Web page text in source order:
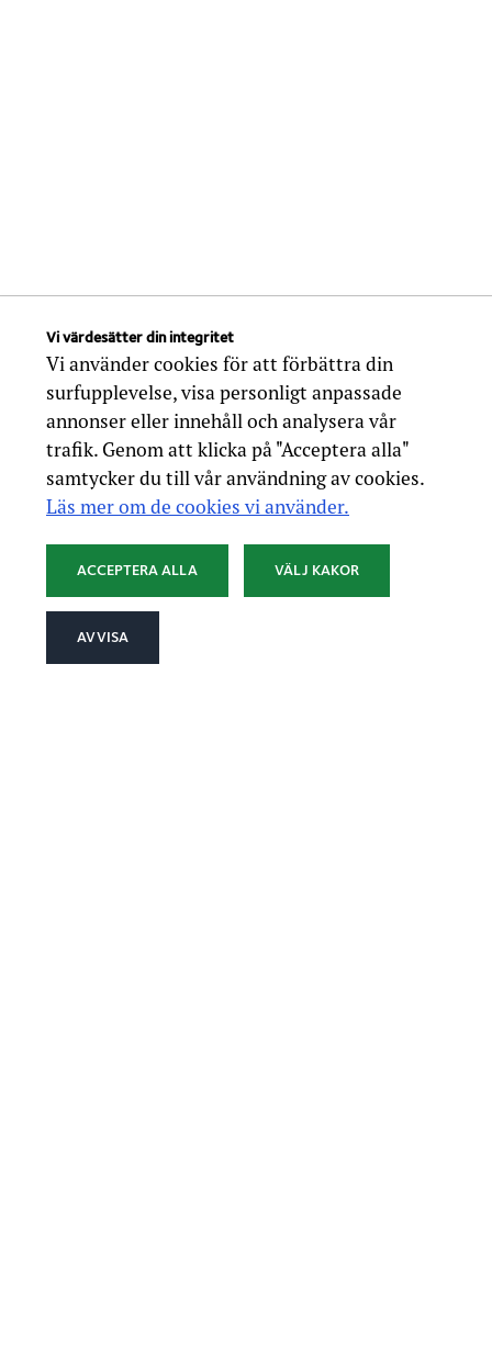
Vi värdesätter din integritet
Vi använder cookies för att förbättra din
surfupplevelse, visa personligt anpassade
annonser eller innehåll och analysera vår
trafik. Genom att klicka på "Acceptera alla"
samtycker du till vår användning av cookies.
Läs mer om de cookies vi använder.
ACCEPTERA ALLA
AVVISA
VÄLJ KAKOR